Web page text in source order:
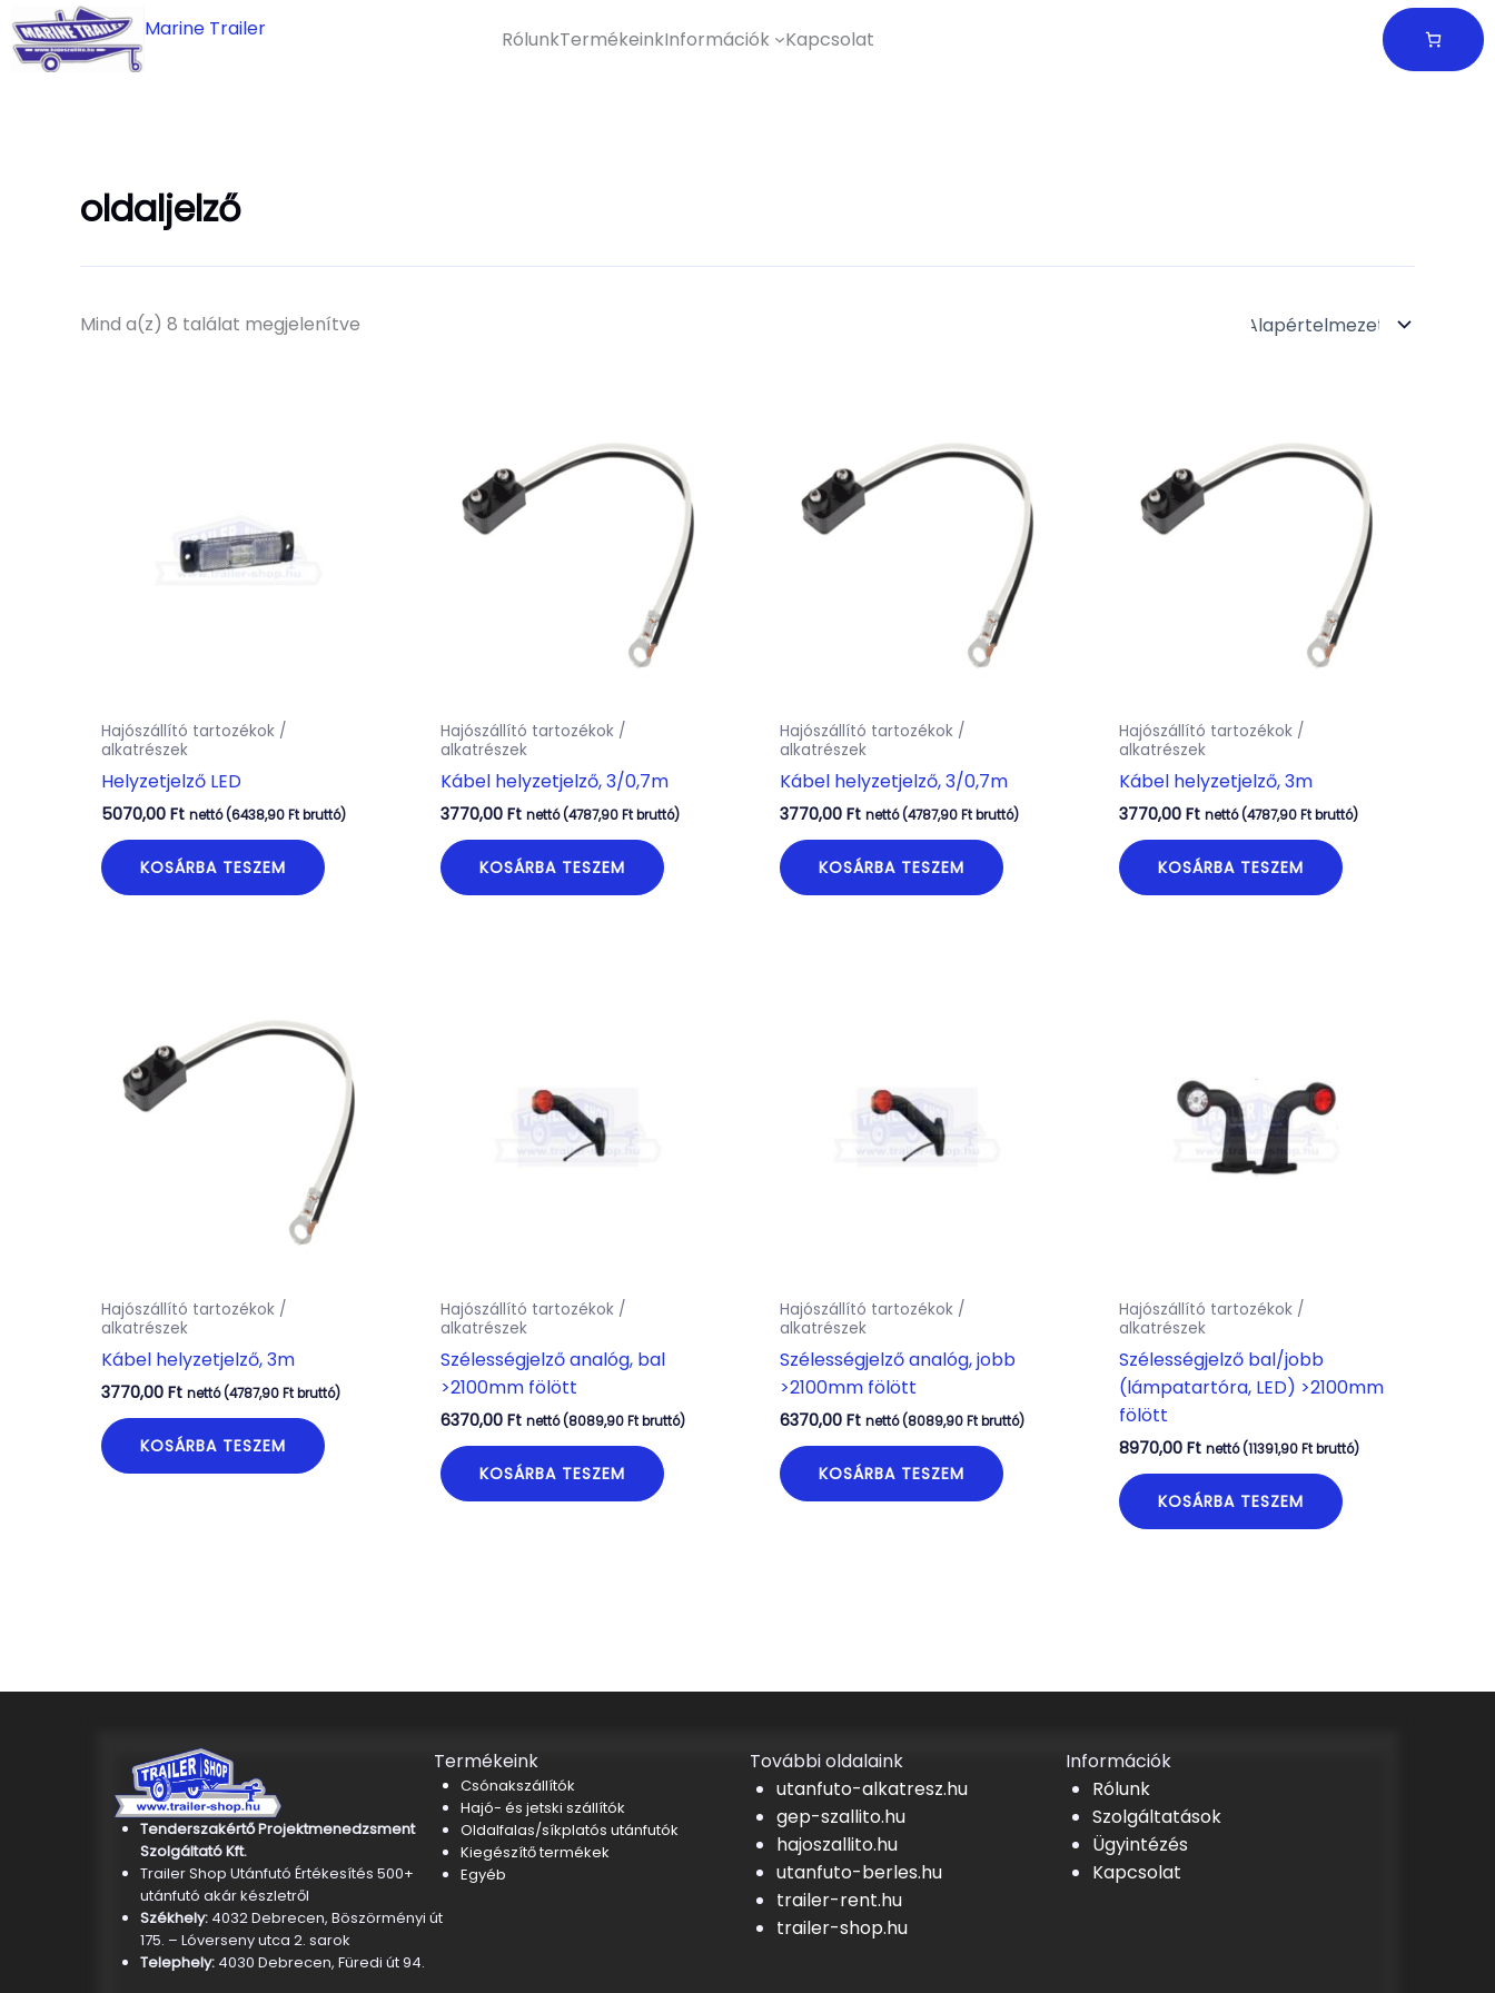
to
content
Marine Trailer RólunkTermékeinkInformációk Kapcsolat
oldaljelző
Mind a(z) 8 találat megjelenítve
Hajószállító tartozékok /
alkatrészek
Helyzetjelző LED
5070,00Ft nettó (6438,90 Ft bruttó)
KOSÁRBA TESZEM
Hajószállító tartozékok /
alkatrészek
Kábel helyzetjelző, 3/0,7m
3770,00Ft nettó (4787,90 Ft bruttó)
KOSÁRBA TESZEM
Hajószállító tartozékok /
alkatrészek
Kábel helyzetjelző, 3/0,7m
3770,00Ft nettó (4787,90 Ft bruttó)
KOSÁRBA TESZEM
Hajószállító tartozékok /
alkatrészek
Kábel helyzetjelző, 3m
3770,00Ft nettó (4787,90 Ft bruttó)
KOSÁRBA TESZEM
Hajószállító tartozékok /
alkatrészek
Kábel helyzetjelző, 3m
3770,00Ft nettó (4787,90 Ft bruttó)
KOSÁRBA TESZEM
Hajószállító tartozékok /
alkatrészek
Szélességjelző analóg, bal
>2100mm fölött
6370,00Ft nettó (8089,90 Ft bruttó)
KOSÁRBA TESZEM
Hajószállító tartozékok /
alkatrészek
Szélességjelző analóg, jobb
>2100mm fölött
6370,00Ft nettó (8089,90 Ft bruttó)
KOSÁRBA TESZEM
Hajószállító tartozékok /
alkatrészek
Szélességjelző bal/jobb
(lámpatartóra, LED) >2100mm
fölött
8970,00Ft nettó (11391,90 Ft bruttó)
KOSÁRBA TESZEM
Tenderszakértő Projektmenedzsment
Szolgáltató Kft.
Trailer Shop Utánfutó Értékesítés 500+
utánfutó akár készletről
Székhely: 4032 Debrecen, Böszörményi út
175. – Lóverseny utca 2. sarok
Telephely: 4030 Debrecen, Füredi út 94.
Termékeink
Csónakszállítók
Hajó- és jetski szállítók
Oldalfalas/síkplatós utánfutók
Kiegészítő termékek
Egyéb
További oldalaink
utanfuto-alkatresz.hu
gep-szallito.hu
hajoszallito.hu
utanfuto-berles.hu
trailer-rent.hu
trailer-shop.hu
Információk
Rólunk
Szolgáltatások
Ügyintézés
Kapcsolat